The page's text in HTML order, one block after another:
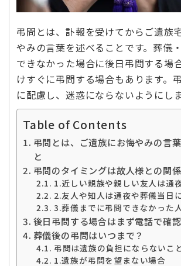
弔問とは、訃報を受けてからご遺族
やみの言葉を述べることです。葬儀
できなかった場合に後日弔問する場
けすぐに弔問する場合もあります。
に配慮し、迷惑にならないようにし
Table of Contents
弔問とは、ご遺族にお悔やみの言
と
弔問のタイミングは故人様との関
1.近しい親族や親しい友人は通
2.友人や知人は通夜や葬儀当日
3.葬儀までに弔問できなかった
後日弔問する場合はまず電話で確
葬儀後の弔問はいつまで？
弔問は遺族の負担にならないこ
1.遺族が弔問を望まない場合